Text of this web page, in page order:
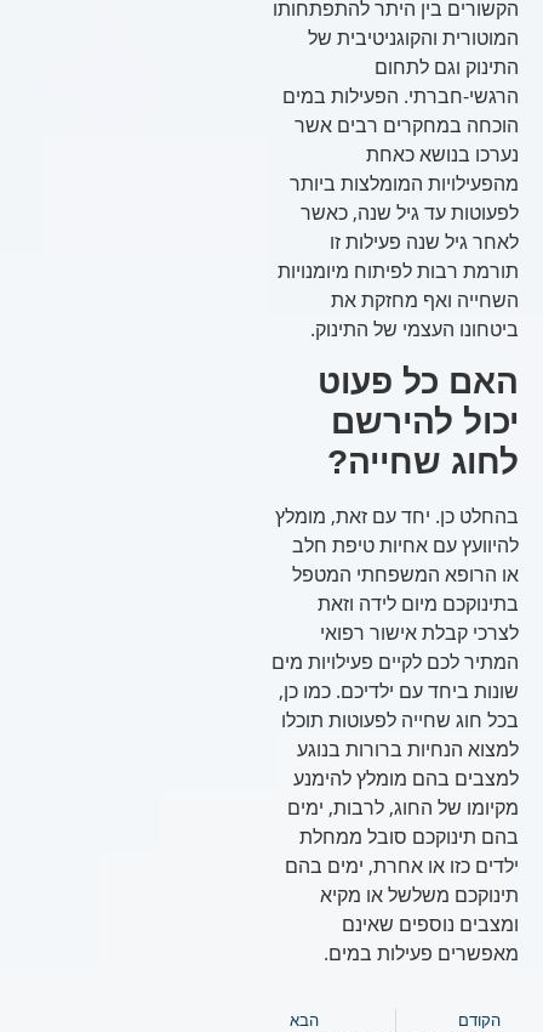
הקשורים בין היתר להתפתחותו
המוטורית והקוגניטיבית של
התינוק וגם לתחום
הרגשי-חברתי. הפעילות במים
הוכחה במחקרים רבים אשר
נערכו בנושא כאחת
מהפעילויות המומלצות ביותר
לפעוטות עד גיל שנה, כאשר
לאחר גיל שנה פעילות זו
תורמת רבות לפיתוח מיומנויות
השחייה ואף מחזקת את
ביטחונו העצמי של התינוק.
האם כל פעוט
יכול להירשם
לחוג שחייה?
בהחלט כן. יחד עם זאת, מומלץ
להיוועץ עם אחיות טיפת חלב
או הרופא המשפחתי המטפל
בתינוקכם מיום לידה וזאת
לצרכי קבלת אישור רפואי
המתיר לכם לקיים פעילויות מים
שונות ביחד עם ילדיכם. כמו כן,
בכל חוג שחייה לפעוטות תוכלו
למצוא הנחיות ברורות בנוגע
למצבים בהם מומלץ להימנע
מקיומו של החוג, לרבות, ימים
בהם תינוקכם סובל ממחלת
ילדים כזו או אחרת, ימים בהם
תינוקכם משלשל או מקיא
ומצבים נוספים שאינם
מאפשרים פעילות במים.
הקודם הבא